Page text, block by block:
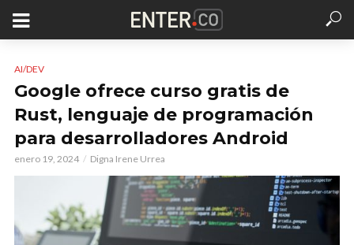
AI/DEV
Google ofrece curso gratis de
Rust, lenguaje de programación
para desarrolladores Android
enero 19, 2024 Digna Irene Urrea